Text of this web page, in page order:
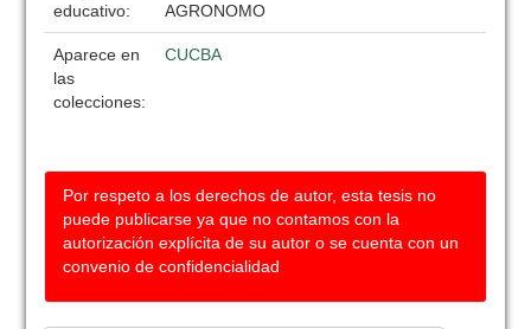
educativo:
AGRONOMO
Aparece en
las
colecciones:
CUCBA
Por respeto a los derechos de autor, esta tesis no
puede publicarse ya que no contamos con la
autorización explícita de su autor o se cuenta con un
convenio de confidencialidad